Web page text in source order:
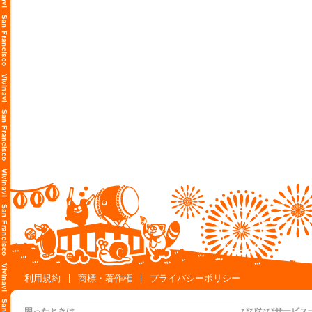
利用規約 商標・著作権 プライバシーポリシー